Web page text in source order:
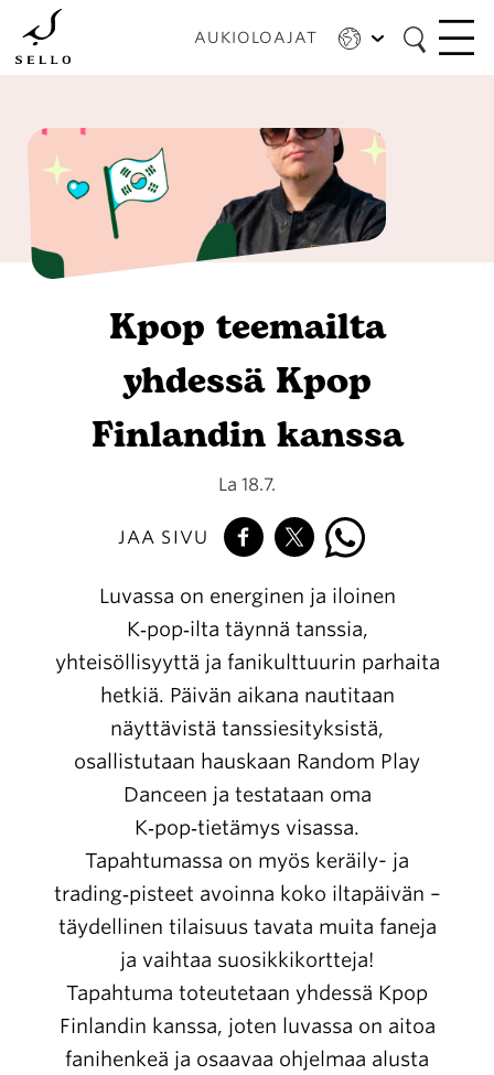
Hyppää
pääsisältöön
AUKIOLOAJAT
Kpop teemailta
yhdessä Kpop
Finlandin kanssa
La 18.7.
JAA SIVU
Luvassa on energinen ja iloinen
K‑pop‑ilta täynnä tanssia,
yhteisöllisyyttä ja fanikulttuurin parhaita
hetkiä. Päivän aikana nautitaan
näyttävistä tanssiesityksistä,
osallistutaan hauskaan Random Play
Danceen ja testataan oma
K‑pop‑tietämys visassa.
Tapahtumassa on myös keräily- ja
trading‑pisteet avoinna koko iltapäivän –
täydellinen tilaisuus tavata muita faneja
ja vaihtaa suosikkikortteja!
Tapahtuma toteutetaan yhdessä Kpop
Finlandin kanssa, joten luvassa on aitoa
fanihenkeä ja osaavaa ohjelmaa alusta